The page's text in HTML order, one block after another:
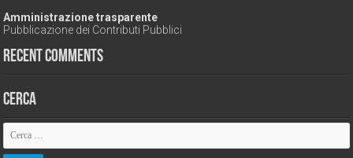
Amministrazione trasparente
Pubblicazione dei Contributi Pubblici
Recent Comments
Cerca